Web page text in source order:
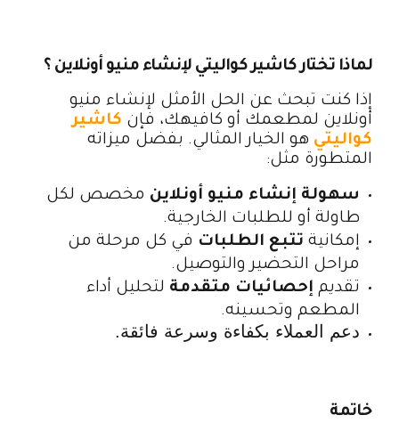
لماذا تختار كاشير كواليتي لإنشاء منيو أونلاين ؟
إذا كنت تبحث عن الحل الأمثل لإنشاء منيو
أونلاين لمطعمك أو كافيهك، فإن كاشير
كواليتي هو الخيار المثالي. بفضل ميزاته
المتطورة مثل:
سهولة إنشاء منيو أونلاين مخصص لكل
طاولة أو للطلبات الخارجية.
إمكانية تتبع الطلبات في كل مرحلة من
مراحل التحضير والتوصيل.
تقديم إحصائيات متقدمة لتحليل أداء
المطعم وتحسينه.
دعم العملاء بكفاءة وسرعة فائقة.
خاتمة